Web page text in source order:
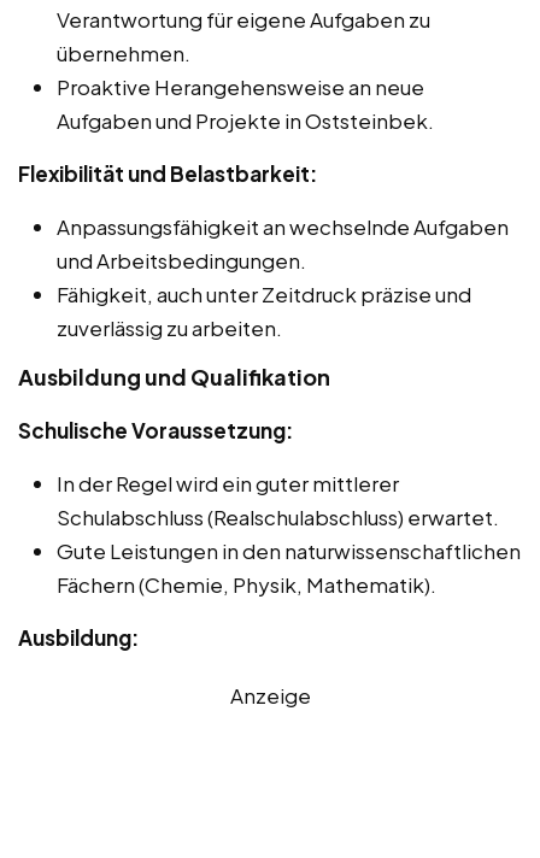
Verantwortung für eigene Aufgaben zu
übernehmen.
Proaktive Herangehensweise an neue
Aufgaben und Projekte in Oststeinbek.
Flexibilität und Belastbarkeit:
Anpassungsfähigkeit an wechselnde Aufgaben
und Arbeitsbedingungen.
Fähigkeit, auch unter Zeitdruck präzise und
zuverlässig zu arbeiten.
Ausbildung und Qualifikation
Schulische Voraussetzung:
In der Regel wird ein guter mittlerer
Schulabschluss (Realschulabschluss) erwartet.
Gute Leistungen in den naturwissenschaftlichen
Fächern (Chemie, Physik, Mathematik).
Ausbildung:
Anzeige